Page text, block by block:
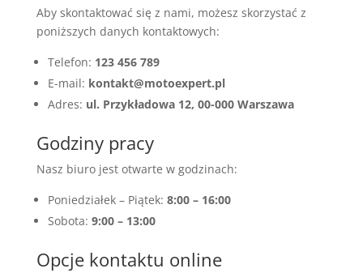
Aby skontaktować się z nami, możesz skorzystać z
poniższych danych kontaktowych:
Telefon: 123 456 789
E-mail: kontakt@motoexpert.pl
Adres: ul. Przykładowa 12, 00-000 Warszawa
Godziny pracy
Nasz biuro jest otwarte w godzinach:
Poniedziałek – Piątek: 8:00 – 16:00
Sobota: 9:00 – 13:00
Opcje kontaktu online